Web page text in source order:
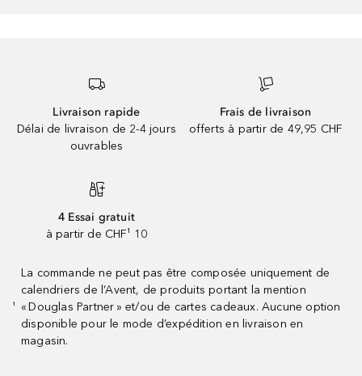
Livraison rapide
Délai de livraison de 2-4 jours
ouvrables
Frais de livraison
offerts à partir de 49,95 CHF
4 Essai gratuit
à partir de CHF¹ 10
¹
La commande ne peut pas être composée uniquement de
calendriers de l’Avent, de produits portant la mention
« Douglas Partner » et/ou de cartes cadeaux. Aucune option
disponible pour le mode d’expédition en livraison en
magasin.